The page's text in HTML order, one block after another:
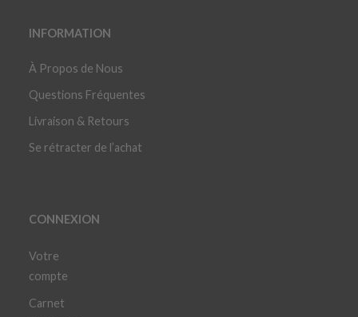
INFORMATION
À Propos de Nous
Questions Fréquentes
Livraison & Retours
Se rétracter de l’achat
CONNEXION
Votre
compte
Carnet